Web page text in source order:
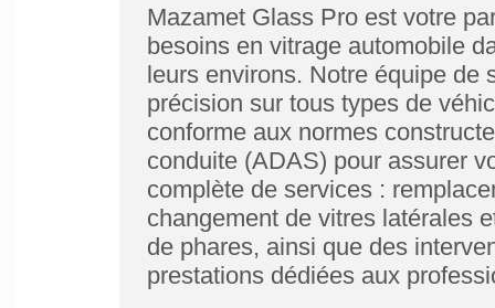
Mazamet Glass Pro est votre
besoins en vitrage automobile
leurs environs. Notre équipe de
précision sur tous types de
conforme aux normes
conduite (ADAS) pour assurer
complète de services :
changement de vitres latérales
de phares, ainsi que des
prestations dédiées aux